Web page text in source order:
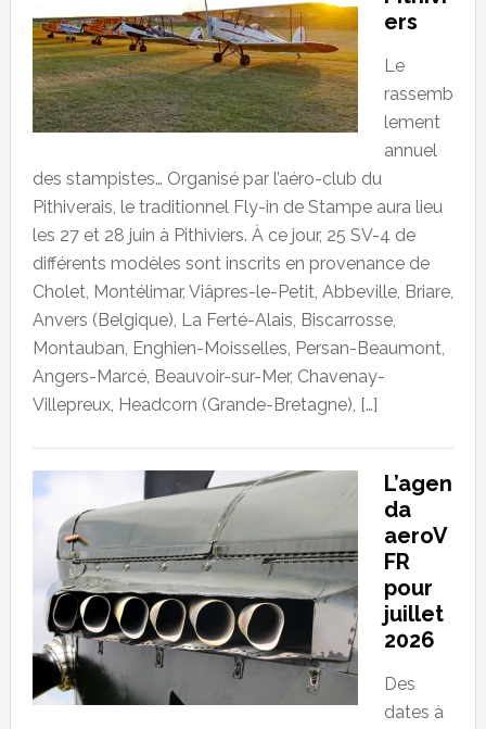
ers
Le
rassemb
lement
annuel
des stampistes… Organisé par l’aéro-club du
Pithiverais, le traditionnel Fly-in de Stampe aura lieu
les 27 et 28 juin à Pithiviers. À ce jour, 25 SV-4 de
différents modèles sont inscrits en provenance de
Cholet, Montélimar, Viâpres-le-Petit, Abbeville, Briare,
Anvers (Belgique), La Ferté-Alais, Biscarrosse,
Montauban, Enghien-Moisselles, Persan-Beaumont,
Angers-Marcé, Beauvoir-sur-Mer, Chavenay-
Villepreux, Headcorn (Grande-Bretagne), […]
L’agen
da
aeroV
FR
pour
juillet
2026
Des
dates à